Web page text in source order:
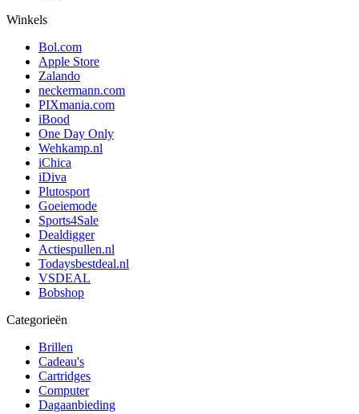
Winkels
Bol.com
Apple Store
Zalando
neckermann.com
PIXmania.com
iBood
One Day Only
Wehkamp.nl
iChica
iDiva
Plutosport
Goeiemode
Sports4Sale
Dealdigger
Actiespullen.nl
Todaysbestdeal.nl
VSDEAL
Bobshop
Categorieën
Brillen
Cadeau's
Cartridges
Computer
Dagaanbieding